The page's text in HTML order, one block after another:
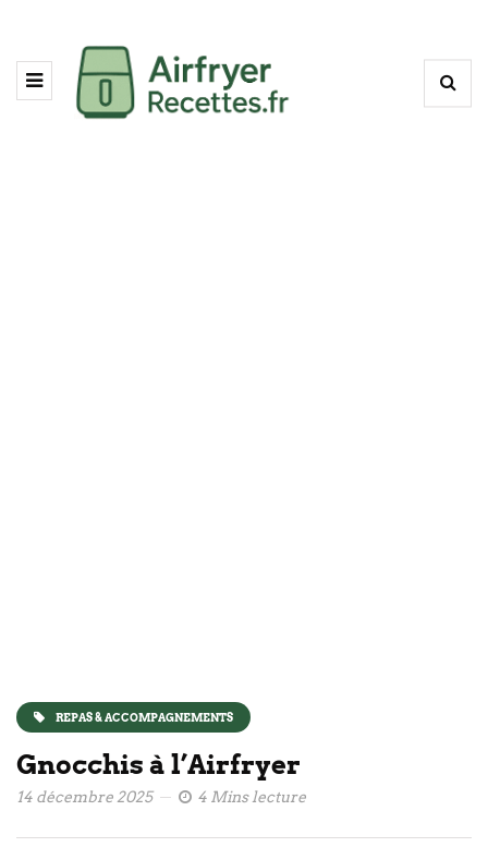
REPAS & ACCOMPAGNEMENTS
Gnocchis à l’Airfryer
14 décembre 2025 4 Mins lecture